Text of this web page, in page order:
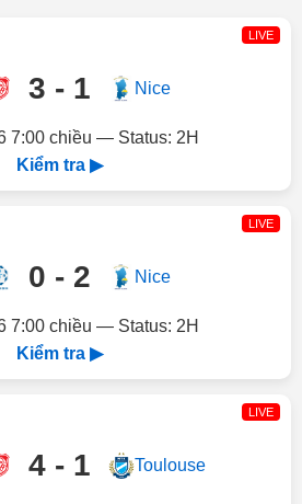
LIVE
3 - 1 Nice
7:00 chiều — Status: 2H
Kiểm tra ▶
LIVE
0 - 2 Nice
7:00 chiều — Status: 2H
Kiểm tra ▶
LIVE
4 - 1 Toulouse